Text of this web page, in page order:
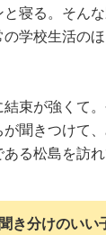
寝る。そん
学校生活の
束が強くて
聞きつけて
る松島を訪
き分けのいい